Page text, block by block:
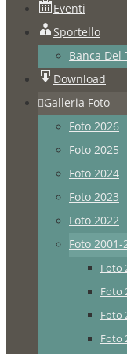
contenutoEventi
Sportello
Banca Del
Download
Galleria Foto
Foto 2026
Foto 2025
Foto 2024
Foto 2023
Foto 2022
Foto 2001-
Foto
Foto
Foto
Foto